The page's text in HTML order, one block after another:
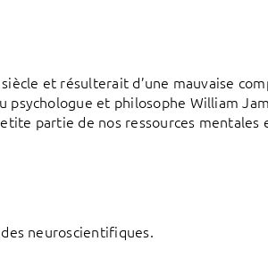
et résulterait d’une mauvaise
et philosophe William
partie de nos ressources mentales
neuroscientifiques.